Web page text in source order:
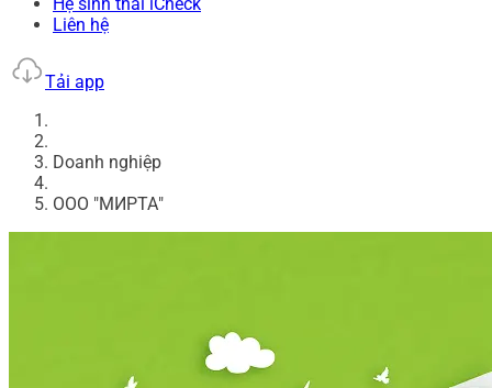
Liên hệ
Tải app
Doanh nghiệp
ООО "МИРТА"